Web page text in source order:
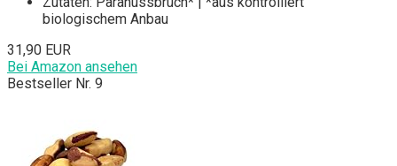
biologischem Anbau
31,90 EUR
Bei Amazon ansehen
Bestseller Nr. 9